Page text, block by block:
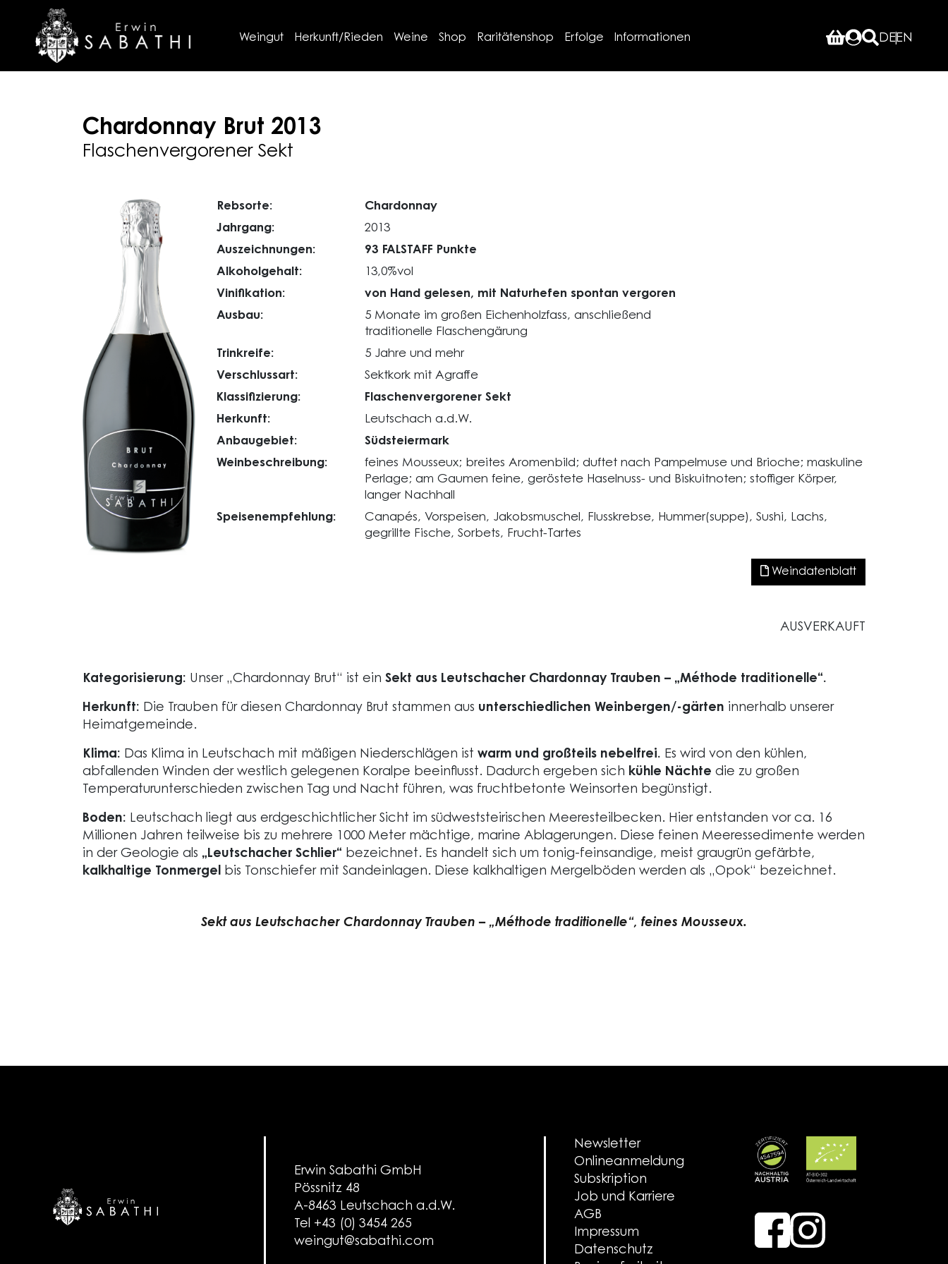
Weingut Herkunft/Rieden Weine Shop Raritätenshop Erfolge Informationen DEEN
Chardonnay Brut 2013
Flaschenvergorener Sekt
Rebsorte:
Chardonnay
Jahrgang:
2013
Auszeichnungen:
93 FALSTAFF Punkte
Alkoholgehalt:
13,0%vol
Vinifikation:
von Hand gelesen, mit Naturhefen spontan vergoren
Ausbau:
5 Monate im großen Eichenholzfass, anschließend
traditionelle Flaschengärung
Trinkreife:
5 Jahre und mehr
Verschlussart:
Sektkork mit Agraffe
Klassifizierung:
Flaschenvergorener Sekt
Herkunft:
Leutschach a.d.W.
Anbaugebiet:
Südsteiermark
Weinbeschreibung:
feines Mousseux; breites Aromenbild; duftet nach Pampelmuse und Brioche; maskuline
Perlage; am Gaumen feine, geröstete Haselnuss- und Biskuitnoten; stoffiger Körper,
langer Nachhall
Speisenempfehlung:
Canapés, Vorspeisen, Jakobsmuschel, Flusskrebse, Hummer(suppe), Sushi, Lachs,
gegrillte Fische, Sorbets, Frucht-Tartes
Weindatenblatt
AUSVERKAUFT
Kategorisierung: Unser „Chardonnay Brut“ ist ein Sekt aus Leutschacher Chardonnay Trauben – „Méthode traditionelle“.
Herkunft: Die Trauben für diesen Chardonnay Brut stammen aus unterschiedlichen Weinbergen/-gärten innerhalb unserer
Heimatgemeinde.
Klima: Das Klima in Leutschach mit mäßigen Niederschlägen ist warm und großteils nebelfrei. Es wird von den kühlen,
abfallenden Winden der westlich gelegenen Koralpe beeinflusst. Dadurch ergeben sich kühle Nächte die zu großen
Temperaturunterschieden zwischen Tag und Nacht führen, was fruchtbetonte Weinsorten begünstigt.
Boden: Leutschach liegt aus erdgeschichtlicher Sicht im südweststeirischen Meeresteilbecken. Hier entstanden vor ca. 16
Millionen Jahren teilweise bis zu mehrere 1000 Meter mächtige, marine Ablagerungen. Diese feinen Meeressedimente werden
in der Geologie als „Leutschacher Schlier“ bezeichnet. Es handelt sich um tonig-feinsandige, meist graugrün gefärbte,
kalkhaltige Tonmergel bis Tonschiefer mit Sandeinlagen. Diese kalkhaltigen Mergelböden werden als „Opok“ bezeichnet.
Sekt aus Leutschacher Chardonnay Trauben – „Méthode traditionelle“, feines Mousseux.
Erwin Sabathi GmbH
Pössnitz 48
A-8463 Leutschach a.d.W.
Tel +43 (0) 3454 265
weingut@sabathi.com
Newsletter
Onlineanmeldung
Subskription
Job und Karriere
AGB
Impressum
Datenschutz